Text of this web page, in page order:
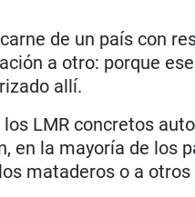
de un país con
a otro: porque
allí.
LMR concretos
en la mayoría de los
mataderos o a otros